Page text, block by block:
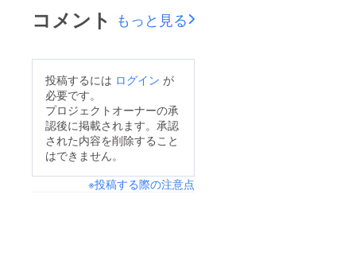
コメント もっと見る
投稿するには ログイン が
必要です。
プロジェクトオーナーの承
認後に掲載されます。承認
された内容を削除すること
はできません。
※投稿する際の注意点